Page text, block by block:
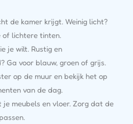
de kamer krijgt. Weinig licht?
of lichtere tinten.
je wilt. Rustig en
Ga voor blauw, groen of grijs.
op de muur en bekijk het op
van de dag.
je meubels en vloer. Zorg dat de